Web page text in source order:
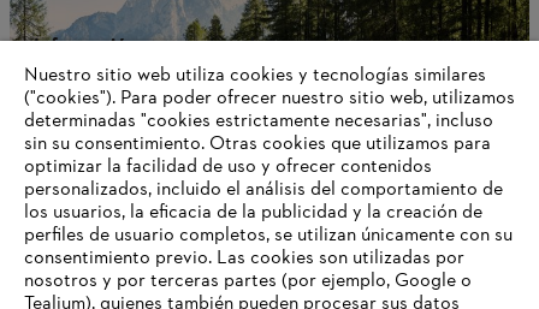
Información para proveedores
Productos
Contacto
Carrera profesional
Sistema de denuncia de irregularidades
Nuestro sitio web utiliza cookies y tecnologías similares
("cookies"). Para poder ofrecer nuestro sitio web, utilizamos
determinadas "cookies estrictamente necesarias", incluso
sin su consentimiento. Otras cookies que utilizamos para
optimizar la facilidad de uso y ofrecer contenidos
personalizados, incluido el análisis del comportamiento de
los usuarios, la eficacia de la publicidad y la creación de
perfiles de usuario completos, se utilizan únicamente con su
consentimiento previo. Las cookies son utilizadas por
nosotros y por terceras partes (por ejemplo, Google o